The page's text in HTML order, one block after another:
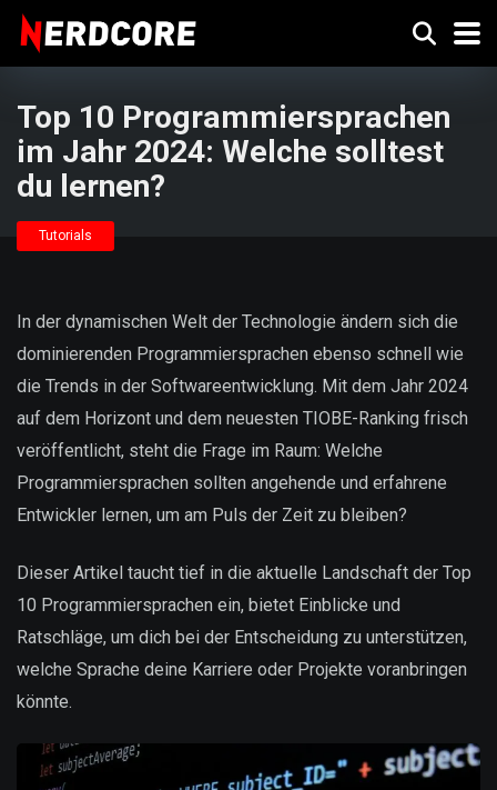
Top 10 Programmiersprachen
im Jahr 2024: Welche solltest
du lernen?
Tutorials
In der dynamischen Welt der Technologie ändern sich die
dominierenden Programmiersprachen ebenso schnell wie
die Trends in der Softwareentwicklung. Mit dem Jahr 2024
auf dem Horizont und dem neuesten TIOBE-Ranking frisch
veröffentlicht, steht die Frage im Raum: Welche
Programmiersprachen sollten angehende und erfahrene
Entwickler lernen, um am Puls der Zeit zu bleiben?
Dieser Artikel taucht tief in die aktuelle Landschaft der Top
10 Programmiersprachen ein, bietet Einblicke und
Ratschläge, um dich bei der Entscheidung zu unterstützen,
welche Sprache deine Karriere oder Projekte voranbringen
könnte.